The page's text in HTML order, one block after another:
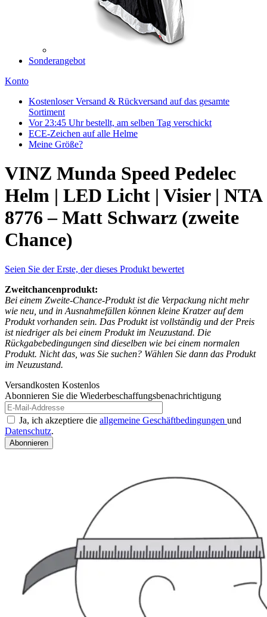
Sonderangebot
Konto
Kostenloser Versand & Rückversand auf das gesamte
Sortiment
Vor 23:45 Uhr bestellt, am selben Tag verschickt
ECE-Zeichen auf alle Helme
Meine Größe?
VINZ Munda Speed Pedelec
Helm | LED Licht | Visier | NTA
8776 – Matt Schwarz (zweite
Chance)
Seien Sie der Erste, der dieses Produkt bewertet
Zweitchancenprodukt:
Bei einem Zweite-Chance-Produkt ist die Verpackung nicht mehr
wie neu, und in Ausnahmefällen können kleine Kratzer auf dem
Produkt vorhanden sein. Das Produkt ist vollständig und der Preis
ist niedriger als bei einem Produkt im Neuzustand. Die
Rückgabebedingungen sind dieselben wie bei einem normalen
Produkt. Nicht das, was Sie suchen? Wählen Sie dann das Produkt
im Neuzustand.
Versandkosten Kostenlos
Abonnieren Sie die Wiederbeschaffungsbenachrichtigung
Ja, ich akzeptiere die allgemeine Geschäftbedingungen und
Datenschutz.
Abonnieren